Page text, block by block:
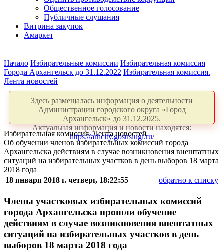
Общественное голосование
Публичные слушания
Витрина закупок
Амаркет
Начало Избирательные комиссии Избирательная комиссия
Города Архангельск до 31.12.2022 Избирательная комиссия.
Лента новостей
Здесь размещалась информация о деятельности
Администрации городского округа «Город
Архангельск» до 31.12.2025.
Актуальная информация и новости находятся:
https://arhcity.gosuslugi.ru/
Избирательная комиссия. Лента новостей
Об обучении членов избирательных комиссий города
Архангельска действиям в случае возникновения внештатных
ситуаций на избирательных участков в день выборов 18 марта
2018 года
18 января 2018 г. четверг, 18:22:55
обратно к списку
Члены участковых избирательных комиссий
города Архангельска прошли обучение
действиям в случае возникновения внештатных
ситуаций на избирательных участков в день
выборов 18 марта 2018 года